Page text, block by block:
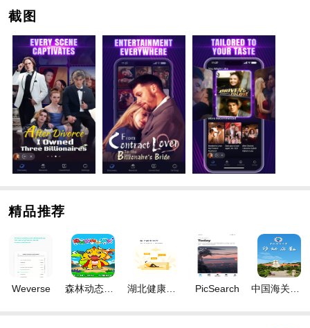
TigerFM软件特色
1、题材多样：涵盖了悬疑、冒险
、奇幻等多种类型，能
够满足不同听众的多样化需求。
2、内容精湛：由专业团队倾心打造，无论是音效还是故
事情节，都堪称上乘之作。
3、个性化推送服务：根据个人喜好进行智能推荐，精准
捕捉靠谱FC网用户的兴趣所在。
4、便捷的使用体验：支持离线下载及多语言版本，为用
截图
精品推荐
Weverse 森林动态壁纸 湖北健康科技 PicSearch 中国海关归类化验